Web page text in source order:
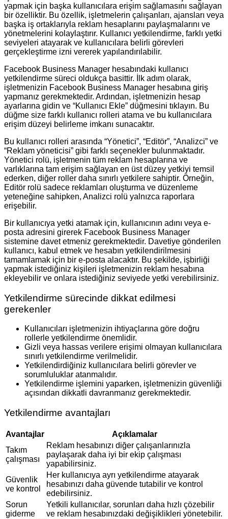
yapmak için başka kullanıcılara erişim sağlamasını sağlayan
bir özelliktir. Bu özellik, işletmelerin çalışanları, ajansları veya
başka iş ortaklarıyla reklam hesaplarını paylaşmalarını ve
yönetmelerini kolaylaştırır. Kullanıcı yetkilendirme, farklı yetki
seviyeleri atayarak ve kullanıcılara belirli görevleri
gerçekleştirme izni vererek yapılandırılabilir.
Facebook Business Manager hesabındaki kullanıcı
yetkilendirme süreci oldukça basittir. İlk adım olarak,
işletmenizin Facebook Business Manager hesabına giriş
yapmanız gerekmektedir. Ardından, işletmenizin hesap
ayarlarına gidin ve “Kullanıcı Ekle” düğmesini tıklayın. Bu
düğme size farklı kullanıcı rolleri atama ve bu kullanıcılara
erişim düzeyi belirleme imkanı sunacaktır.
Bu kullanıcı rolleri arasında “Yönetici”, “Editör”, “Analizci” ve
“Reklam yöneticisi” gibi farklı seçenekler bulunmaktadır.
Yönetici rolü, işletmenin tüm reklam hesaplarına ve
varlıklarına tam erişim sağlayan en üst düzey yetkiyi temsil
ederken, diğer roller daha sınırlı yetkilere sahiptir. Örneğin,
Editör rolü sadece reklamları oluşturma ve düzenleme
yeteneğine sahipken, Analizci rolü yalnızca raporlara
erişebilir.
Bir kullanıcıya yetki atamak için, kullanıcının adını veya e-
posta adresini girerek Facebook Business Manager
sistemine davet etmeniz gerekmektedir. Davetiye gönderilen
kullanıcı, kabul etmek ve hesabın yetkilendirilmesini
tamamlamak için bir e-posta alacaktır. Bu şekilde, işbirliği
yapmak istediğiniz kişileri işletmenizin reklam hesabına
ekleyebilir ve onlara istediğiniz seviyede yetki verebilirsiniz.
Yetkilendirme sürecinde dikkat edilmesi
gerekenler
Kullanıcıları işletmenizin ihtiyaçlarına göre doğru
rollerle yetkilendirme önemlidir.
Gizli veya hassas verilere erişimi olmayan kullanıcılara
sınırlı yetkilendirme verilmelidir.
Yetkilendirdiğiniz kullanıcılara belirli görevler ve
sorumluluklar atanmalıdır.
Yetkilendirme işlemini yaparken, işletmenizin güvenliği
açısından dikkatli davranmanız gerekmektedir.
Yetkilendirme avantajları
Avantajlar
Açıklamalar
Takım
çalışması
Reklam hesabınızı diğer çalışanlarınızla
paylaşarak daha iyi bir ekip çalışması
yapabilirsiniz.
Güvenlik
ve kontrol
Her kullanıcıya ayrı yetkilendirme atayarak
hesabınızı daha güvende tutabilir ve kontrol
edebilirsiniz.
Sorun
giderme
Yetkili kullanıcılar, sorunları daha hızlı çözebilir
ve reklam hesabınızdaki değişiklikleri yönetebilir.